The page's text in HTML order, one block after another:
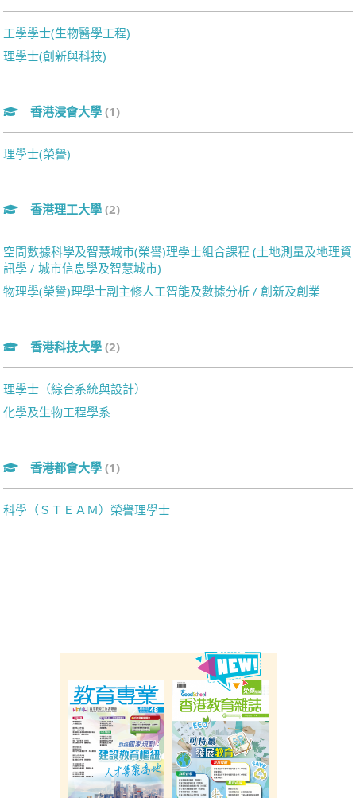
工學學士(生物醫學工程)
理學士(創新與科技)
香港浸會大學 (1)
理學士(榮譽)
香港理工大學 (2)
空間數據科學及智慧城市(榮譽)理學士組合課程 (土地測量及地理資
訊學 / 城市信息學及智慧城市)
物理學(榮譽)理學士副主修人工智能及數據分析 / 創新及創業
香港科技大學 (2)
理學士（綜合系統與設計）
化學及生物工程學系
香港都會大學 (1)
科學（ＳＴＥＡＭ）榮譽理學士